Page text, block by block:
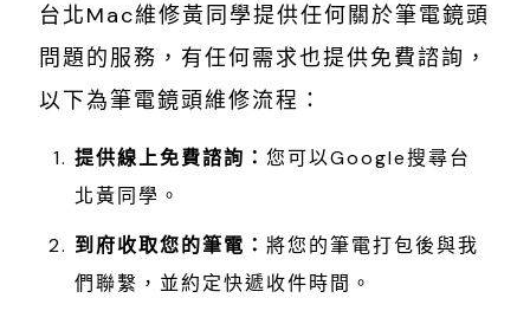
台北Mac維修黃同學提供任何關於筆電鏡頭
問題的服務，有任何需求也提供免費諮詢，
以下為筆電鏡頭維修流程：
提供線上免費諮詢： 您可以Google搜尋台
北黃同學。
到府收取您的筆電： 將您的筆電打包後與我
們聯繫，並約定快遞收件時間。